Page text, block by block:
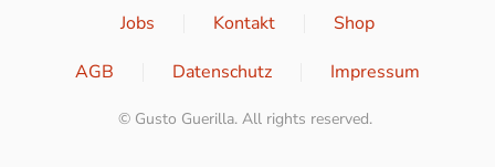
Jobs
Kontakt
Shop
AGB
Datenschutz Impressum
© Gusto Guerilla. All rights reserved.